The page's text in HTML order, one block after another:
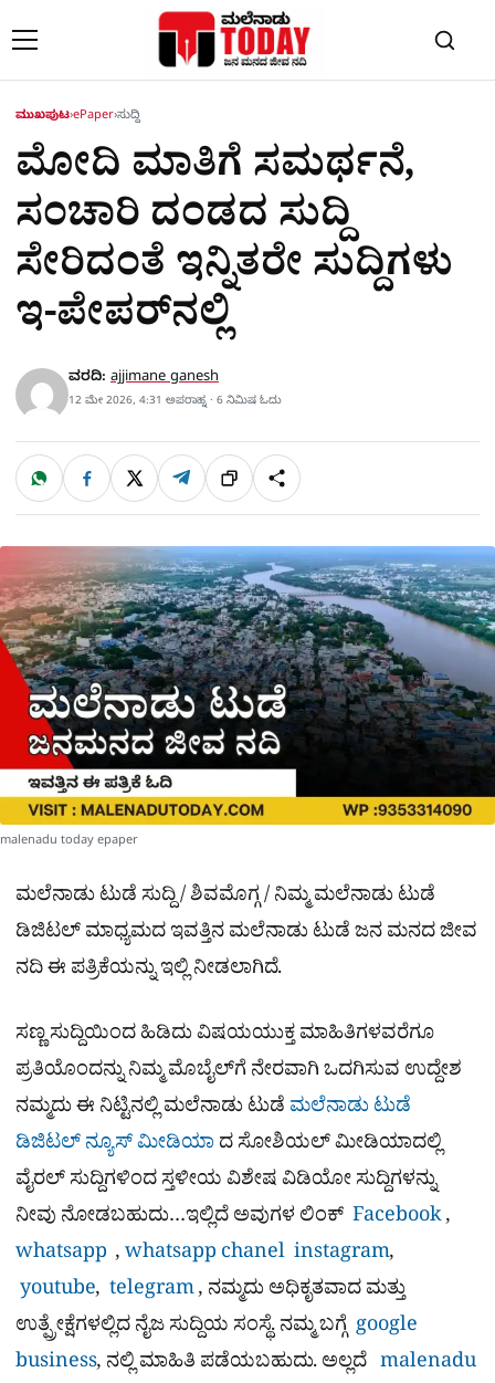
ಮುಖಪುಟ›ePaper›ಸುದ್ದಿ
ಮೋದಿ ಮಾತಿಗೆ ಸಮರ್ಥನೆ,
ಸಂಚಾರಿ ದಂಡದ ಸುದ್ದಿ
ಸೇರಿದಂತೆ ಇನ್ನಿತರೇ ಸುದ್ದಿಗಳು
ಇ-ಪೇಪರ್​​ನಲ್ಲಿ
ವರದಿ: ajjimane ganesh
12 ಮೇ 2026, 4:31 ಅಪರಾಹ್ನ · 6 ನಿಮಿಷ ಓದು
ಹಂಚಿಕೊಳ್ಳಿ
W
a
t
p
F
c
e
o
X T
l
e
a
m
ಲಿಂ
ಕ್
S
h
a
r
e
malenadu today epaper
ಮಲೆನಾಡು ಟುಡೆ ಸುದ್ದಿ / ಶಿವಮೊಗ್ಗ / ನಿಮ್ಮ ಮಲೆನಾಡು ಟುಡೆ
ಡಿಜಿಟಲ್ ಮಾಧ್ಯಮದ ಇವತ್ತಿನ ಮಲೆನಾಡು ಟುಡೆ ಜನ ಮನದ ಜೀವ
ನದಿ ಈ ಪತ್ರಿಕೆಯನ್ನು ಇಲ್ಲಿ ನೀಡಲಾಗಿದೆ.
ಸಣ್ಣ ಸುದ್ದಿಯಿಂದ ಹಿಡಿದು ವಿಷಯಯುಕ್ತ ಮಾಹಿತಿಗಳವರೆಗೂ
ಪ್ರತಿಯೊಂದನ್ನು ನಿಮ್ಮ ಮೊಬೈಲ್​ಗೆ ನೇರವಾಗಿ ಒದಗಿಸುವ ಉದ್ದೇಶ
ನಮ್ಮದು ಈ ನಿಟ್ಟಿನಲ್ಲಿ ಮಲೆನಾಡು ಟುಡೆ ಮಲೆನಾಡು ಟುಡೆ
ಡಿಜಿಟಲ್ ನ್ಯೂಸ್ ಮೀಡಿಯಾ ದ ಸೋಶಿಯಲ್​ ಮೀಡಿಯಾದಲ್ಲಿ
ವೈರಲ್​ ಸುದ್ದಿಗಳಿಂದ ಸ್ತಳೀಯ ವಿಶೇಷ ವಿಡಿಯೋ ಸುದ್ದಿಗಳನ್ನು
ನೀವು ನೋಡಬಹುದು…ಇಲ್ಲಿದೆ ಅವುಗಳ ಲಿಂಕ್ Facebook,
whatsapp ,whatsapp chanel instagram,
youtube, telegram, ನಮ್ಮದು ಅಧಿಕೃತವಾದ ಮತ್ತು
ಉತ್ಪ್ರೇಕ್ಷೆಗಳಲ್ಲಿದ ನೈಜ ಸುದ್ದಿಯ ಸಂಸ್ಥೆ. ನಮ್ಮ ಬಗ್ಗೆ google
business, ನಲ್ಲಿ ಮಾಹಿತಿ ಪಡೆಯಬಹುದು. ಅಲ್ಲದೆ malenadu